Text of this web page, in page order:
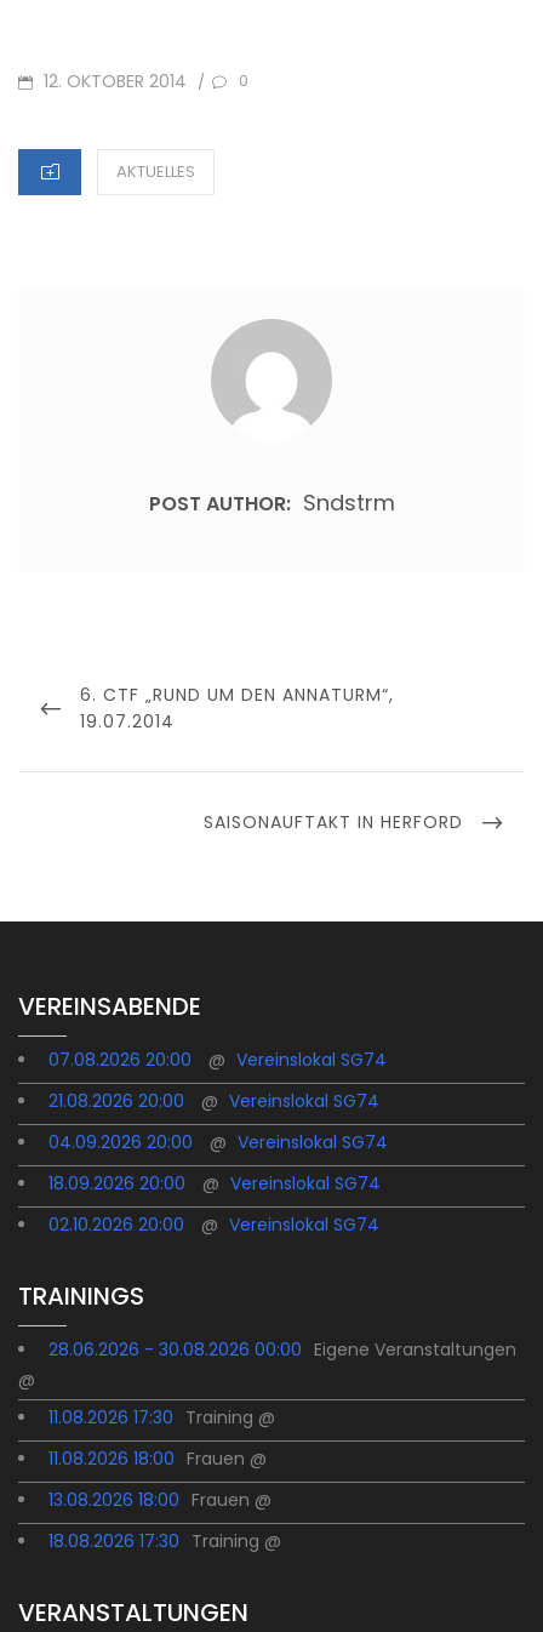
POSTED
12. OKTOBER 2014 / 0
CATEGORIES
AKTUELLES
POST AUTHOR: Sndstrm
PREVIOUS
POST
6. CTF „RUND UM DEN ANNATURM“,
19.07.2014
NEXT
SAISONAUFTAKT IN HERFORD
VEREINSABENDE
07.08.2026 20:00 @ Vereinslokal SG74
21.08.2026 20:00
@ Vereinslokal SG74
04.09.2026 20:00
@ Vereinslokal SG74
18.09.2026 20:00
@ Vereinslokal SG74
02.10.2026 20:00
@ Vereinslokal SG74
TRAININGS
28.06.2026 - 30.08.2026 00:00 Eigene Veranstaltungen
@
11.08.2026 17:30 Training @
11.08.2026 18:00 Frauen @
13.08.2026 18:00 Frauen @
18.08.2026 17:30 Training @
VERANSTALTUNGEN